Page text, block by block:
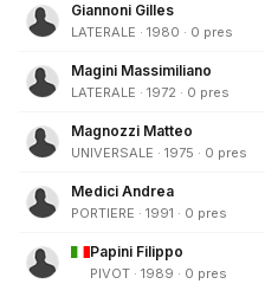
Giannoni Gilles
LATERALE · 1980 · 0 pres
Magini Massimiliano
LATERALE · 1972 · 0 pres
Magnozzi Matteo
UNIVERSALE · 1975 · 0 pres
Medici Andrea
PORTIERE · 1991 · 0 pres
Papini Filippo
PIVOT · 1989 · 0 pres